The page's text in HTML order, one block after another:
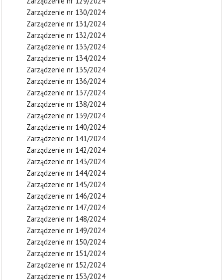
Zarządzenie nr 130/2024
Zarządzenie nr 131/2024
Zarządzenie nr 132/2024
Zarządzenie nr 133/2024
Zarządzenie nr 134/2024
Zarządzenie nr 135/2024
Zarządzenie nr 136/2024
Zarządzenie nr 137/2024
Zarządzenie nr 138/2024
Zarządzenie nr 139/2024
Zarządzenie nr 140/2024
Zarządzenie nr 141/2024
Zarządzenie nr 142/2024
Zarządzenie nr 143/2024
Zarządzenie nr 144/2024
Zarządzenie nr 145/2024
Zarządzenie nr 146/2024
Zarządzenie nr 147/2024
Zarządzenie nr 148/2024
Zarządzenie nr 149/2024
Zarządzenie nr 150/2024
Zarządzenie nr 151/2024
Zarządzenie nr 152/2024
Zarządzenie nr 153/2024